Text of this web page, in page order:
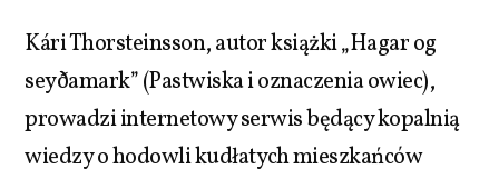
Kári Thorsteinsson, autor książki „Hagar og
seyðamark” (Pastwiska i oznaczenia owiec),
prowadzi internetowy serwis będący kopalnią
wiedzy o hodowli kudłatych mieszkańców